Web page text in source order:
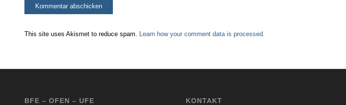
This site uses Akismet to reduce spam. Learn how your comment data is processed.
BFE – OFEN – UFE KONTAKT